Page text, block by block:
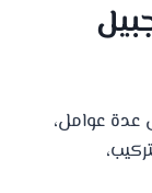
عدة عوامل،